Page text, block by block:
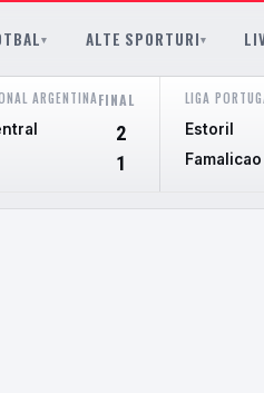
▾ ALTE SPORTURI▾
ARGENTINAFINAL
2
1
LIGA
Estoril
Famalicao